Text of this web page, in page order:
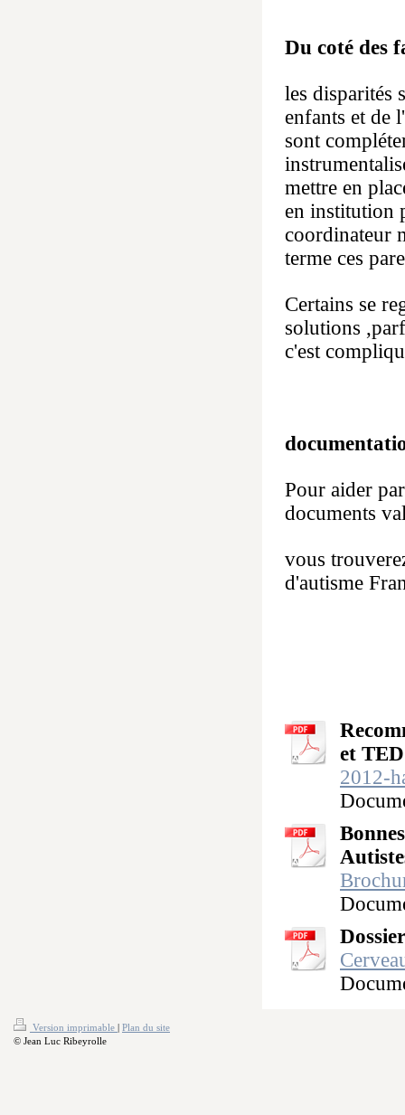
Du coté des
les disparités
enfants et de
sont
mettre en
en institution
coordinateur
terme ces
Certains se
solutions
c'est
Pour aider
documents
vous
d'autisme
et TED
2012-
Version imprimable | Plan du site
© Jean Luc Ribeyrolle